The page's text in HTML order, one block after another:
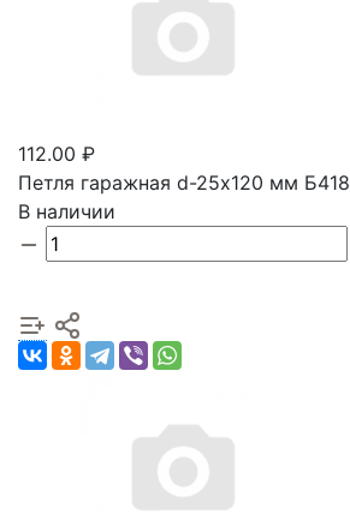
112.00 ₽
Петля гаражная d-25х120 мм Б418
В наличии